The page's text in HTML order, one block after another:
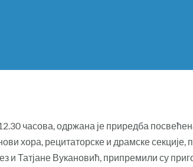
часова, одржана је приредба
хора, рецитаторске и драмске
и Татјане Вукановић, припремили су